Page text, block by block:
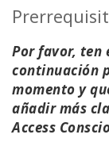
Por favor, ten
continuación
momento y
añadir más
Access